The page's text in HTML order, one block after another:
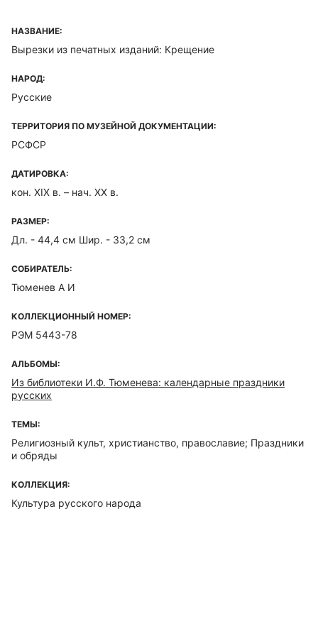
НАЗВАНИЕ:
Вырезки из печатных изданий: Крещение
НАРОД:
Русские
ТЕРРИТОРИЯ ПО МУЗЕЙНОЙ ДОКУМЕНТАЦИИ:
РСФСР
ДАТИРОВКА:
кон. XIX в. – нач. XX в.
РАЗМЕР:
Дл. - 44,4 см Шир. - 33,2 см
СОБИРАТЕЛЬ:
Тюменев А И
КОЛЛЕКЦИОННЫЙ НОМЕР:
РЭМ 5443-78
АЛЬБОМЫ:
Из библиотеки И.Ф. Тюменева: календарные праздники
русских
ТЕМЫ:
Религиозный культ, христианство, православие; Праздники
и обряды
КОЛЛЕКЦИЯ:
Культура русского народа